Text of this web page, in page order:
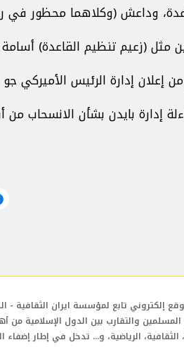
وداعش (وكلاهما محظور في
مثل (زعيم تنظيم القاعدة)
إعلان إدارة الرئيس الأميركي
إدارة بايدن بشأن الانسحاب
إلكتروني تابع لمؤسسة ايران الثقافية -
المسلمين والتقارب بين الدول الإسلامية
الثقافية، الرياضية، و... تدخل في إطار إضفاء